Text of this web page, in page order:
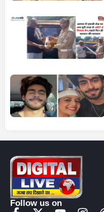
Follow us on